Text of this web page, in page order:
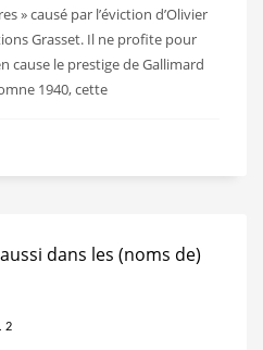
» causé par l’éviction d’Olivier
Grasset. Il ne profite pour
cause le prestige de Gallimard
1940, cette
dans les (noms de)
2